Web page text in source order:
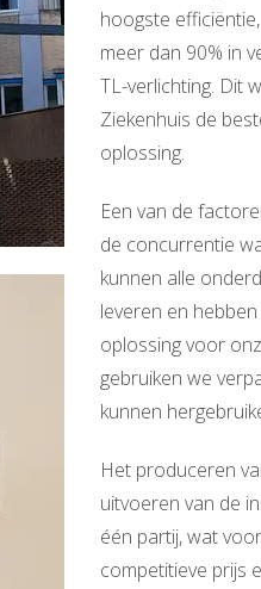
hoogste
meer dan 90% in
TL-verlichting. Dit
Ziekenhuis de
oplossing.
Een van de
de concurrentie
kunnen alle
leveren en
oplossing voor
gebruiken we
kunnen
Het produceren
uitvoeren van de
één partij, wat
competitieve prijs